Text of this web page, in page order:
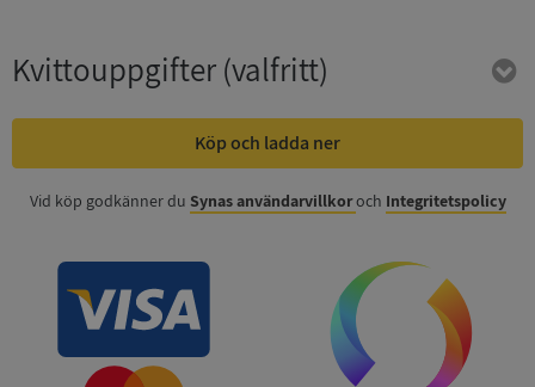
Kvittouppgifter(valfritt)
Köp och ladda ner
Vid köp godkänner du Synas användarvillkoroch Integritetspolicy